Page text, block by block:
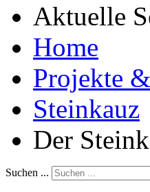
Aktuelle
Home
Projekte
Steinkauz
Der
Suchen ...